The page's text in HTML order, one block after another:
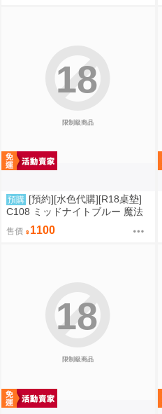
限制級商品
18
預購 [預約][水色代購][R18桌墊]
C108 ミッドナイトブルー 魔法
少女 美遊 M字腿
售價 1100
限制級商品
18